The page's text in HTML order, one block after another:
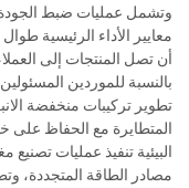
وتشمل عمليات ضبط الجودة
معايير الأداء الرئيسية
أن تصل المنتجات إلى
بالنسبة للموردين
تطوير تركيبات منخفضة
المتطايرة مع الحفاظ على
البيئية تنفيذ عمليات تصنيع
مصادر الطاقة المتجددة،